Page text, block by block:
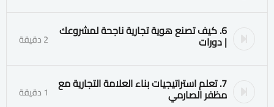
6. كيف تصنع هوية تجارية ناجحة لمشروعك
| دورات 2 دقيقة
7. تعلم استراتيجيات بناء العلامة التجارية مع
مظفر الصارمي 1 دقيقة